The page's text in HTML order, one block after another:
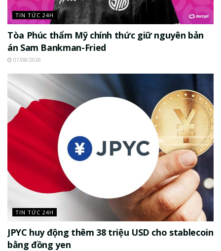
TIN TỨC 24H
Tòa Phúc thẩm Mỹ chính thức giữ nguyên bản
án Sam Bankman-Fried
07/08/2026
TIN TỨC 24H
JPYC huy động thêm 38 triệu USD cho stablecoin
bằng đồng yen